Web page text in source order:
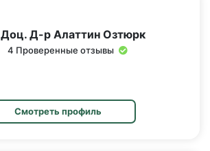
Доц. Д-р Алаттин Озтюрк
4 Проверенные отзывы
Смотреть профиль